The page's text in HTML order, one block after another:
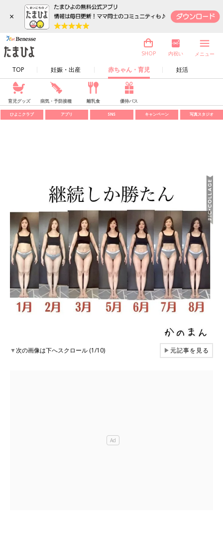
×
TOP 妊娠・出産 赤ちゃん・育児 妊活
SHOP 内祝い メニュー
育児グッズ 病気・予防接種 離乳食 優待パス
ひよこクラブ アプリ SNS キャンペーン 写真スタジオ
▼次の画像は下へスクロール (1/10) ▶元記事を見る